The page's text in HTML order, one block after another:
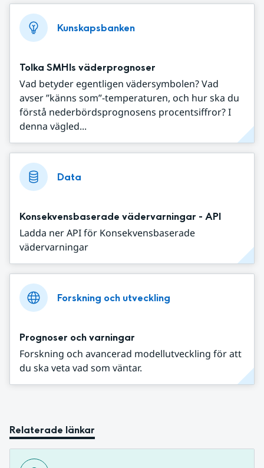
Kunskapsbanken
Tolka SMHIs väderprognoser
Vad betyder egentligen vädersymbolen? Vad
avser ”känns som”-temperaturen, och hur ska du
förstå nederbördsprognosens procentsiffror? I
denna vägled...
Data
Konsekvensbaserade vädervarningar - API
Ladda ner API för Konsekvensbaserade
vädervarningar
Forskning och utveckling
Prognoser och varningar
Forskning och avancerad modellutveckling för att
du ska veta vad som väntar.
Relaterade länkar